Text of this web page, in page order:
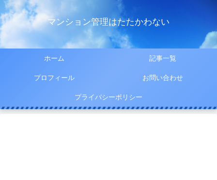
マンション管理はたたかわない
ホーム 記事一覧
プロフィール お問い合わせ
プライバシーポリシー